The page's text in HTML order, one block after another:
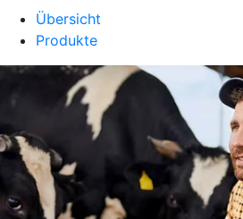
Übersicht
Produkte